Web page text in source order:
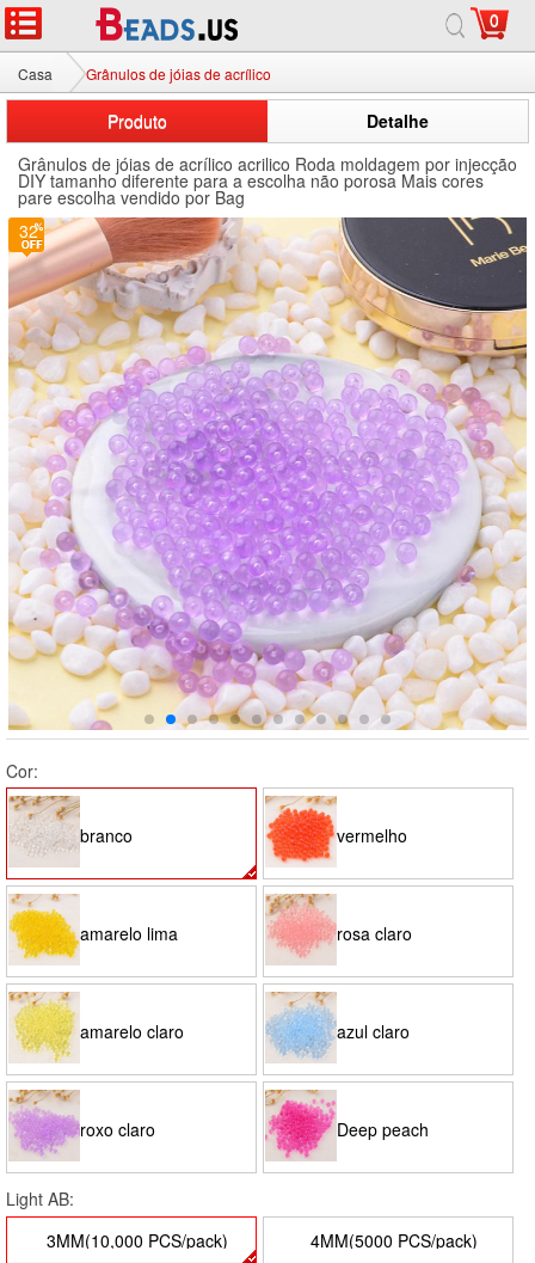
0
Casa Grânulos de jóias de acrílico
Produto
Detalhe
Grânulos de jóias de acrílico acrilico Roda moldagem por injecção
DIY tamanho diferente para a escolha não porosa Mais cores
pare escolha vendido por Bag
32
Cor:
branco vermelho
amarelo lima rosa claro
amarelo claro azul claro
roxo claro Deep peach
Light AB:
3MM(10,000 PCS/pack)
4MM(5000 PCS/pack)